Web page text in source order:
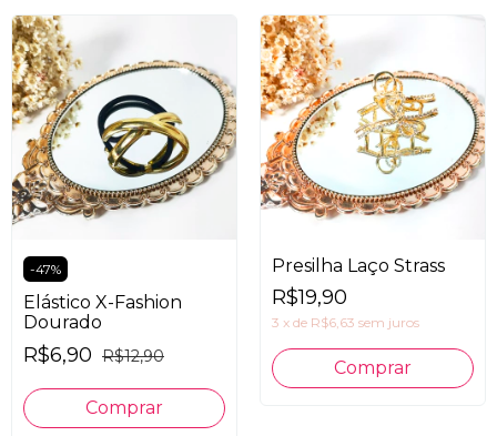
-47%
Elástico X-Fashion
Dourado
R$6,90 R$12,90
Presilha Laço Strass
R$19,90
3 x de R$6,63 sem juros